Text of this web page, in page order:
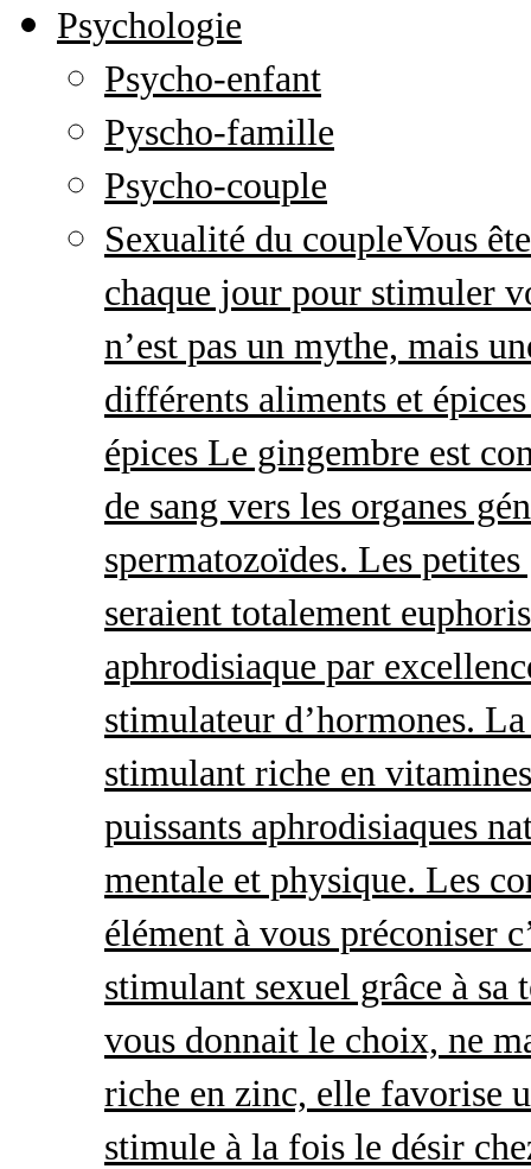
Psychologie
Psycho-enfant
Pyscho-famille
Psycho-couple
Sexualité du coupleVous
chaque jour pour stimuler
n’est pas un mythe, mais
différents aliments et
épices Le gingembre est
de sang vers les organes
spermatozoïdes. Les
seraient totalement
aphrodisiaque par
stimulateur d’hormones.
stimulant riche en
puissants aphrodisiaques
mentale et physique. Les
élément à vous préconiser
stimulant sexuel grâce à sa
vous donnait le choix, ne
riche en zinc, elle favorise
stimule à la fois le désir